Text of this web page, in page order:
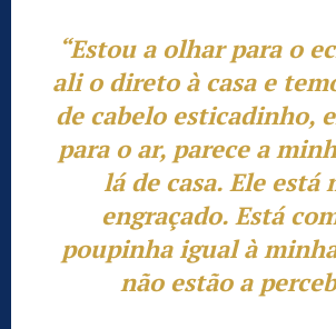
“Estou a olhar para o
ali o direto à casa e
de cabelo esticadinho,
para o ar, parece a
lá de casa. Ele está
engraçado. Está
poupinha igual à
não estão a